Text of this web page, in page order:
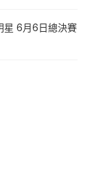
星 6月6日總決賽